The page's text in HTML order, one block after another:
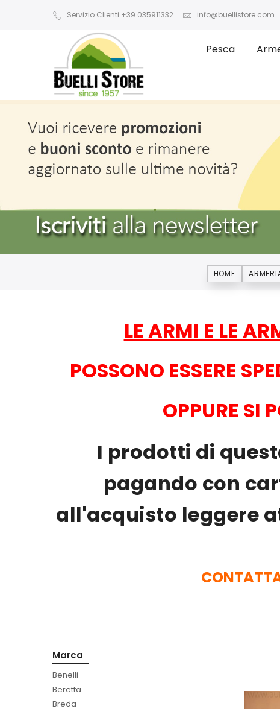
Servizio Clienti +39 035911332 info@buellistore.com
Pesca
HOME
LE ARMI E LE
POSSONO ESSERE
OPPURE SI
I prodotti di
pagando con
all'acquisto leggere
Marca
Benelli
Beretta
Breda